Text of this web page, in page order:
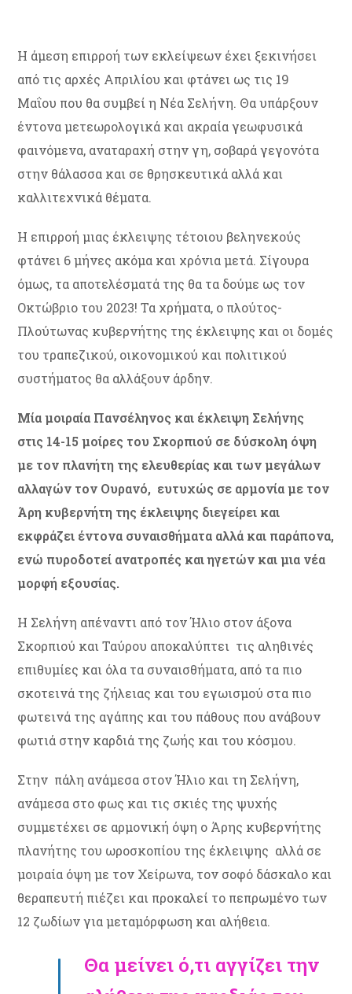
Η άμεση επιρροή των εκλείψεων έχει ξεκινήσει
από τις αρχές Απριλίου και φτάνει ως τις 19
Μαΐου που θα συμβεί η Νέα Σελήνη. Θα υπάρξουν
έντονα μετεωρολογικά και ακραία γεωφυσικά
φαινόμενα, αναταραχή στην γη, σοβαρά γεγονότα
στην θάλασσα και σε θρησκευτικά αλλά και
καλλιτεχνικά θέματα.
Η επιρροή μιας έκλειψης τέτοιου βεληνεκούς
φτάνει 6 μήνες ακόμα και χρόνια μετά. Σίγουρα
όμως, τα αποτελέσματά της θα τα δούμε ως τον
Οκτώβριο του 2023! Τα χρήματα, ο πλούτος-
Πλούτωνας κυβερνήτης της έκλειψης και οι δομές
του τραπεζικού, οικονομικού και πολιτικού
συστήματος θα αλλάξουν άρδην.
Μία μοιραία Πανσέληνος και έκλειψη Σελήνης
στις 14-15 μοίρες του Σκορπιού σε δύσκολη όψη
με τον πλανήτη της ελευθερίας και των μεγάλων
αλλαγών τον Ουρανό, ευτυχώς σε αρμονία με τον
Άρη κυβερνήτη της έκλειψης διεγείρει και
εκφράζει έντονα συναισθήματα αλλά και παράπονα,
ενώ πυροδοτεί ανατροπές και ηγετών και μια νέα
μορφή εξουσίας.
Η Σελήνη απέναντι από τον Ήλιο στον άξονα
Σκορπιού και Ταύρου αποκαλύπτει τις αληθινές
επιθυμίες και όλα τα συναισθήματα, από τα πιο
σκοτεινά της ζήλειας και του εγωισμού στα πιο
φωτεινά της αγάπης και του πάθους που ανάβουν
φωτιά στην καρδιά της ζωής και του κόσμου.
Στην πάλη ανάμεσα στον Ήλιο και τη Σελήνη,
ανάμεσα στο φως και τις σκιές της ψυχής
συμμετέχει σε αρμονική όψη ο Άρης κυβερνήτης
πλανήτης του ωροσκοπίου της έκλειψης αλλά σε
μοιραία όψη με τον Χείρωνα, τον σοφό δάσκαλο και
θεραπευτή πιέζει και προκαλεί το πεπρωμένο των
12 ζωδίων για μεταμόρφωση και αλήθεια.
Θα μείνει ό,τι αγγίζει την